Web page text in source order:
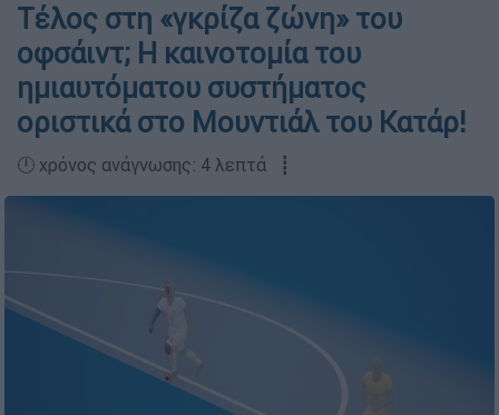
Τέλος στη «γκρίζα ζώνη» του
οφσάιντ; Η καινοτομία του
ημιαυτόματου συστήματος
οριστικά στο Μουντιάλ του Κατάρ!
🕛 χρόνος ανάγνωσης: 4 λεπτά ┋